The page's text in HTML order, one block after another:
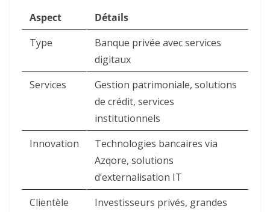
Aspect
Détails
Type
Banque privée avec services
digitaux
Services
Gestion patrimoniale, solutions
de crédit, services
institutionnels
Innovation
Technologies bancaires via
Azqore, solutions
d’externalisation IT
Clientèle
Investisseurs privés, grandes